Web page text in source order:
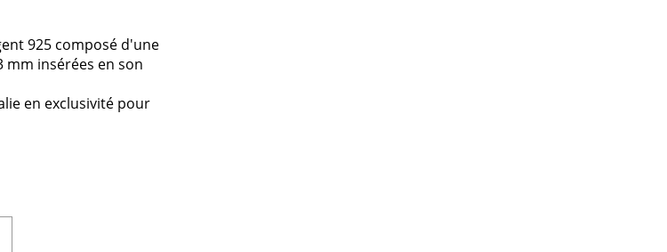
925 composé d'une
mm insérées en son
en exclusivité pour